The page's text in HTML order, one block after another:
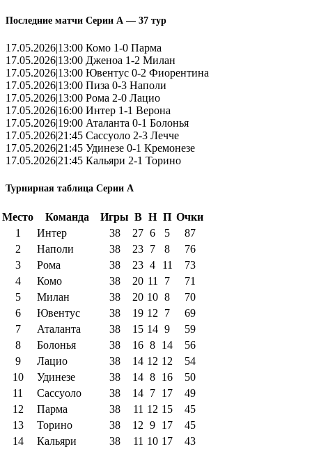
Последние матчи Серии А — 37 тур
17.05.2026|13:00 Комо 1-0 Парма
17.05.2026|13:00 Дженоа 1-2 Милан
17.05.2026|13:00 Ювентус 0-2 Фиорентина
17.05.2026|13:00 Пиза 0-3 Наполи
17.05.2026|13:00 Рома 2-0 Лацио
17.05.2026|16:00 Интер 1-1 Верона
17.05.2026|19:00 Аталанта 0-1 Болонья
17.05.2026|21:45 Сассуоло 2-3 Лечче
17.05.2026|21:45 Удинезе 0-1 Кремонезе
17.05.2026|21:45 Кальяри 2-1 Торино
Турнирная таблица Серии А
Место Команда Игры В Н П Очки
1
Интер 38 27 6 5
87
2
Наполи 38 23 7 8
76
3
Рома 38 23 4 11
73
4
Комо 38 20 11 7
71
5
Милан 38 20 10 8
70
6
Ювентус 38 19 12 7
69
7
Аталанта 38 15 14 9
59
8
Болонья 38 16 8 14
56
9
Лацио 38 14 12 12
54
10
Удинезе 38 14 8 16
50
11
Сассуоло 38 14 7 17
49
12
Парма 38 11 12 15
45
13
Торино 38 12 9 17
45
14
Кальяри 38 11 10 17
43